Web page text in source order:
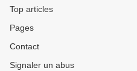
Top articles
Pages
Contact
Signaler un abus